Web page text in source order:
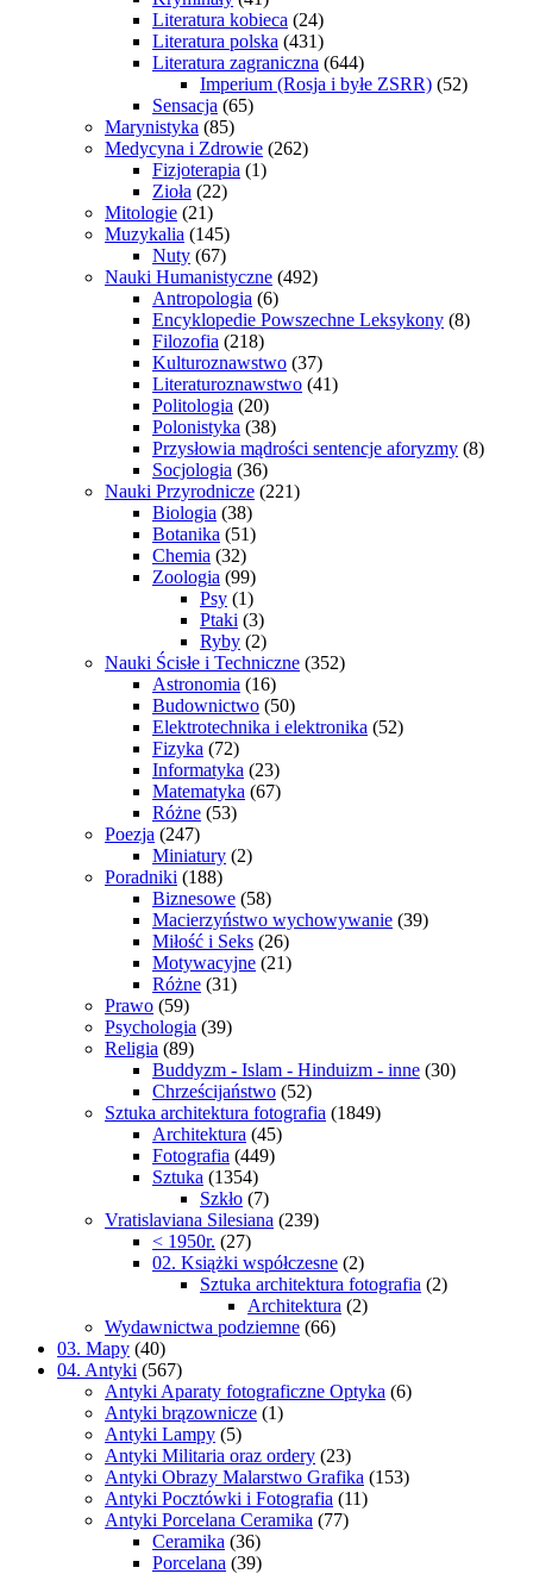
Literatura kobieca (24)
Literatura polska (431)
Literatura zagraniczna (644)
Imperium (Rosja i byłe ZSRR) (52)
Sensacja (65)
Marynistyka (85)
Medycyna i Zdrowie (262)
Fizjoterapia (1)
Zioła (22)
Mitologie (21)
Muzykalia (145)
Nuty (67)
Nauki Humanistyczne (492)
Antropologia (6)
Encyklopedie Powszechne Leksykony (8)
Filozofia (218)
Kulturoznawstwo (37)
Literaturoznawstwo (41)
Politologia (20)
Polonistyka (38)
Przysłowia mądrości sentencje aforyzmy (8)
Socjologia (36)
Nauki Przyrodnicze (221)
Biologia (38)
Botanika (51)
Chemia (32)
Zoologia (99)
Psy (1)
Ptaki (3)
Ryby (2)
Nauki Ścisłe i Techniczne (352)
Astronomia (16)
Budownictwo (50)
Elektrotechnika i elektronika (52)
Fizyka (72)
Informatyka (23)
Matematyka (67)
Różne (53)
Poezja (247)
Miniatury (2)
Poradniki (188)
Biznesowe (58)
Macierzyństwo wychowywanie (39)
Miłość i Seks (26)
Motywacyjne (21)
Różne (31)
Prawo (59)
Psychologia (39)
Religia (89)
Buddyzm - Islam - Hinduizm - inne (30)
Chrześcijaństwo (52)
Sztuka architektura fotografia (1849)
Architektura (45)
Fotografia (449)
Sztuka (1354)
Szkło (7)
Vratislaviana Silesiana (239)
< 1950r. (27)
02. Książki współczesne (2)
Sztuka architektura fotografia (2)
Architektura (2)
Wydawnictwa podziemne (66)
03. Mapy (40)
04. Antyki (567)
Antyki Aparaty fotograficzne Optyka (6)
Antyki brązownicze (1)
Antyki Lampy (5)
Antyki Militaria oraz ordery (23)
Antyki Obrazy Malarstwo Grafika (153)
Antyki Pocztówki i Fotografia (11)
Antyki Porcelana Ceramika (77)
Ceramika (36)
Porcelana (39)